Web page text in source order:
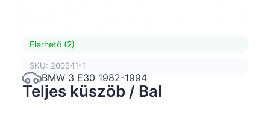
Elérhető (2)
SKU: 200541-1
BMW 3 E30 1982-1994
Teljes küszöb / Bal